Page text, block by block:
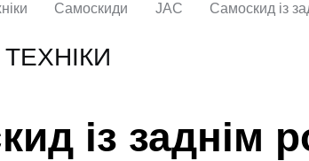
Самоскиди JAC Самоскид із
із заднім